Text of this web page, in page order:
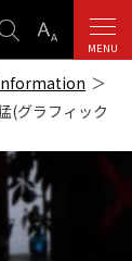
検
表
設
定
MENU
(グラフィック